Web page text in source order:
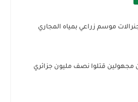
موسم زراعي بمياه المجاري
مجهولين قتلوا نصف مليون جزائري